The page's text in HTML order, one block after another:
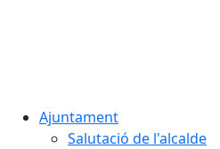
Ajuntament
Salutació de l'alcalde